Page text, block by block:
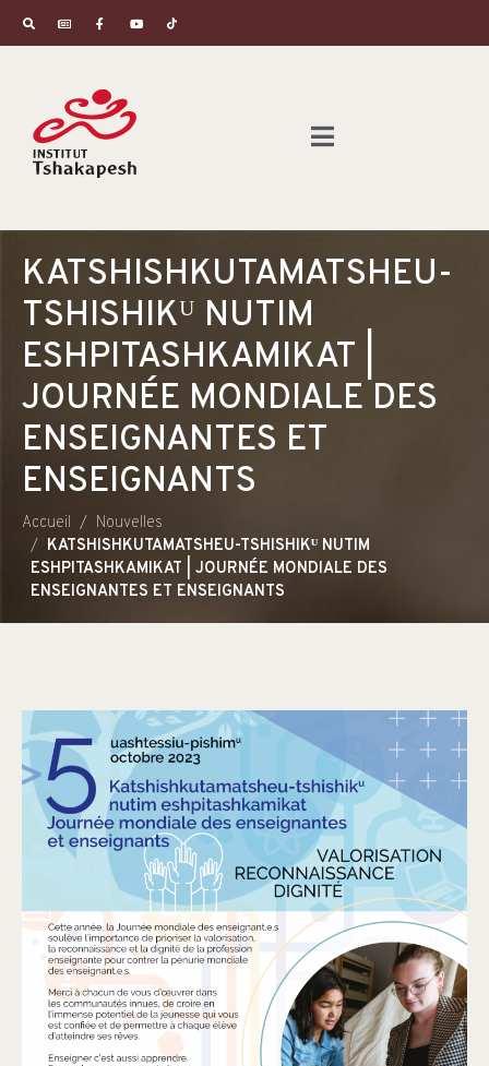
KATSHISHKUTAMATSHEU-
TSHISHIKᵁ NUTIM
ESHPITASHKAMIKAT |
JOURNÉE MONDIALE DES
ENSEIGNANTES ET
ENSEIGNANTS
Accueil
Nouvelles
KATSHISHKUTAMATSHEU-TSHISHIKᵁ NUTIM
ESHPITASHKAMIKAT | JOURNÉE MONDIALE DES
ENSEIGNANTES ET ENSEIGNANTS